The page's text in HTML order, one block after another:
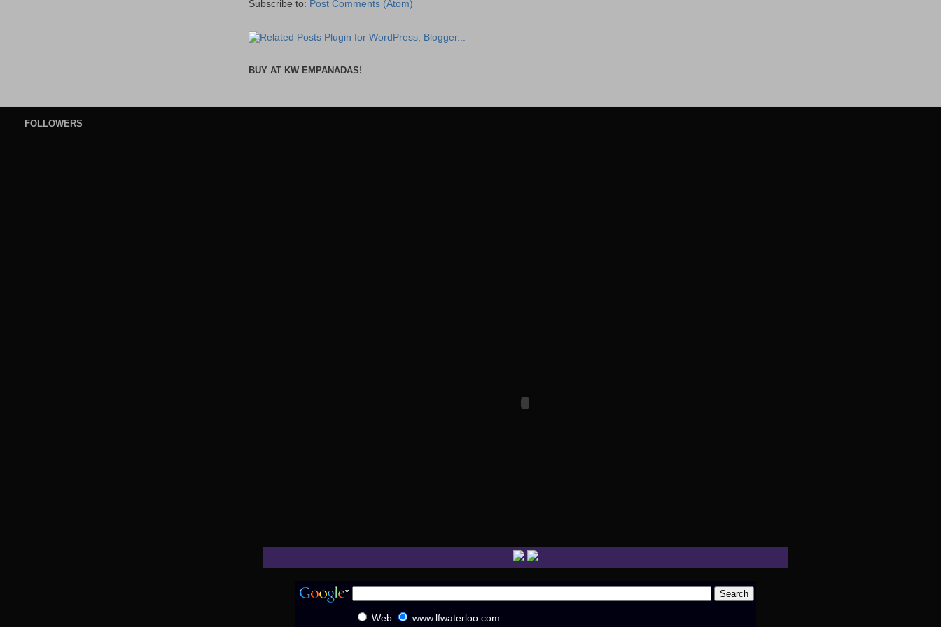
Subscribe to: Post Comments (Atom)
BUY AT KW EMPANADAS!
FOLLOWERS
Web www.lfwaterloo.com